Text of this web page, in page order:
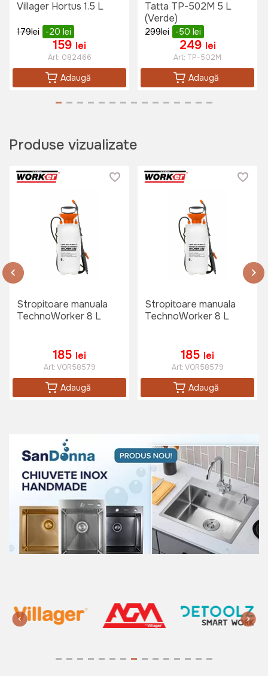
Villager Hortus 1.5 L
179lei -20 lei
159 lei
Art: 082466
Adaugă
Tatta TP-502M 5 L
(Verde)
299lei -50 lei
249 lei
Art: TP-502M
Adaugă
Produse vizualizate
Stropitoare manuala
TechnoWorker 8 L
185 lei
Art:VOR58579
Adaugă
Stropitoare manuala
TechnoWorker 8 L
185 lei
Art:VOR58579
Adaugă